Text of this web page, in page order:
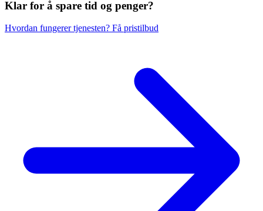
Klar for å spare tid og penger?
Hvordan fungerer tjenesten? Få pristilbud